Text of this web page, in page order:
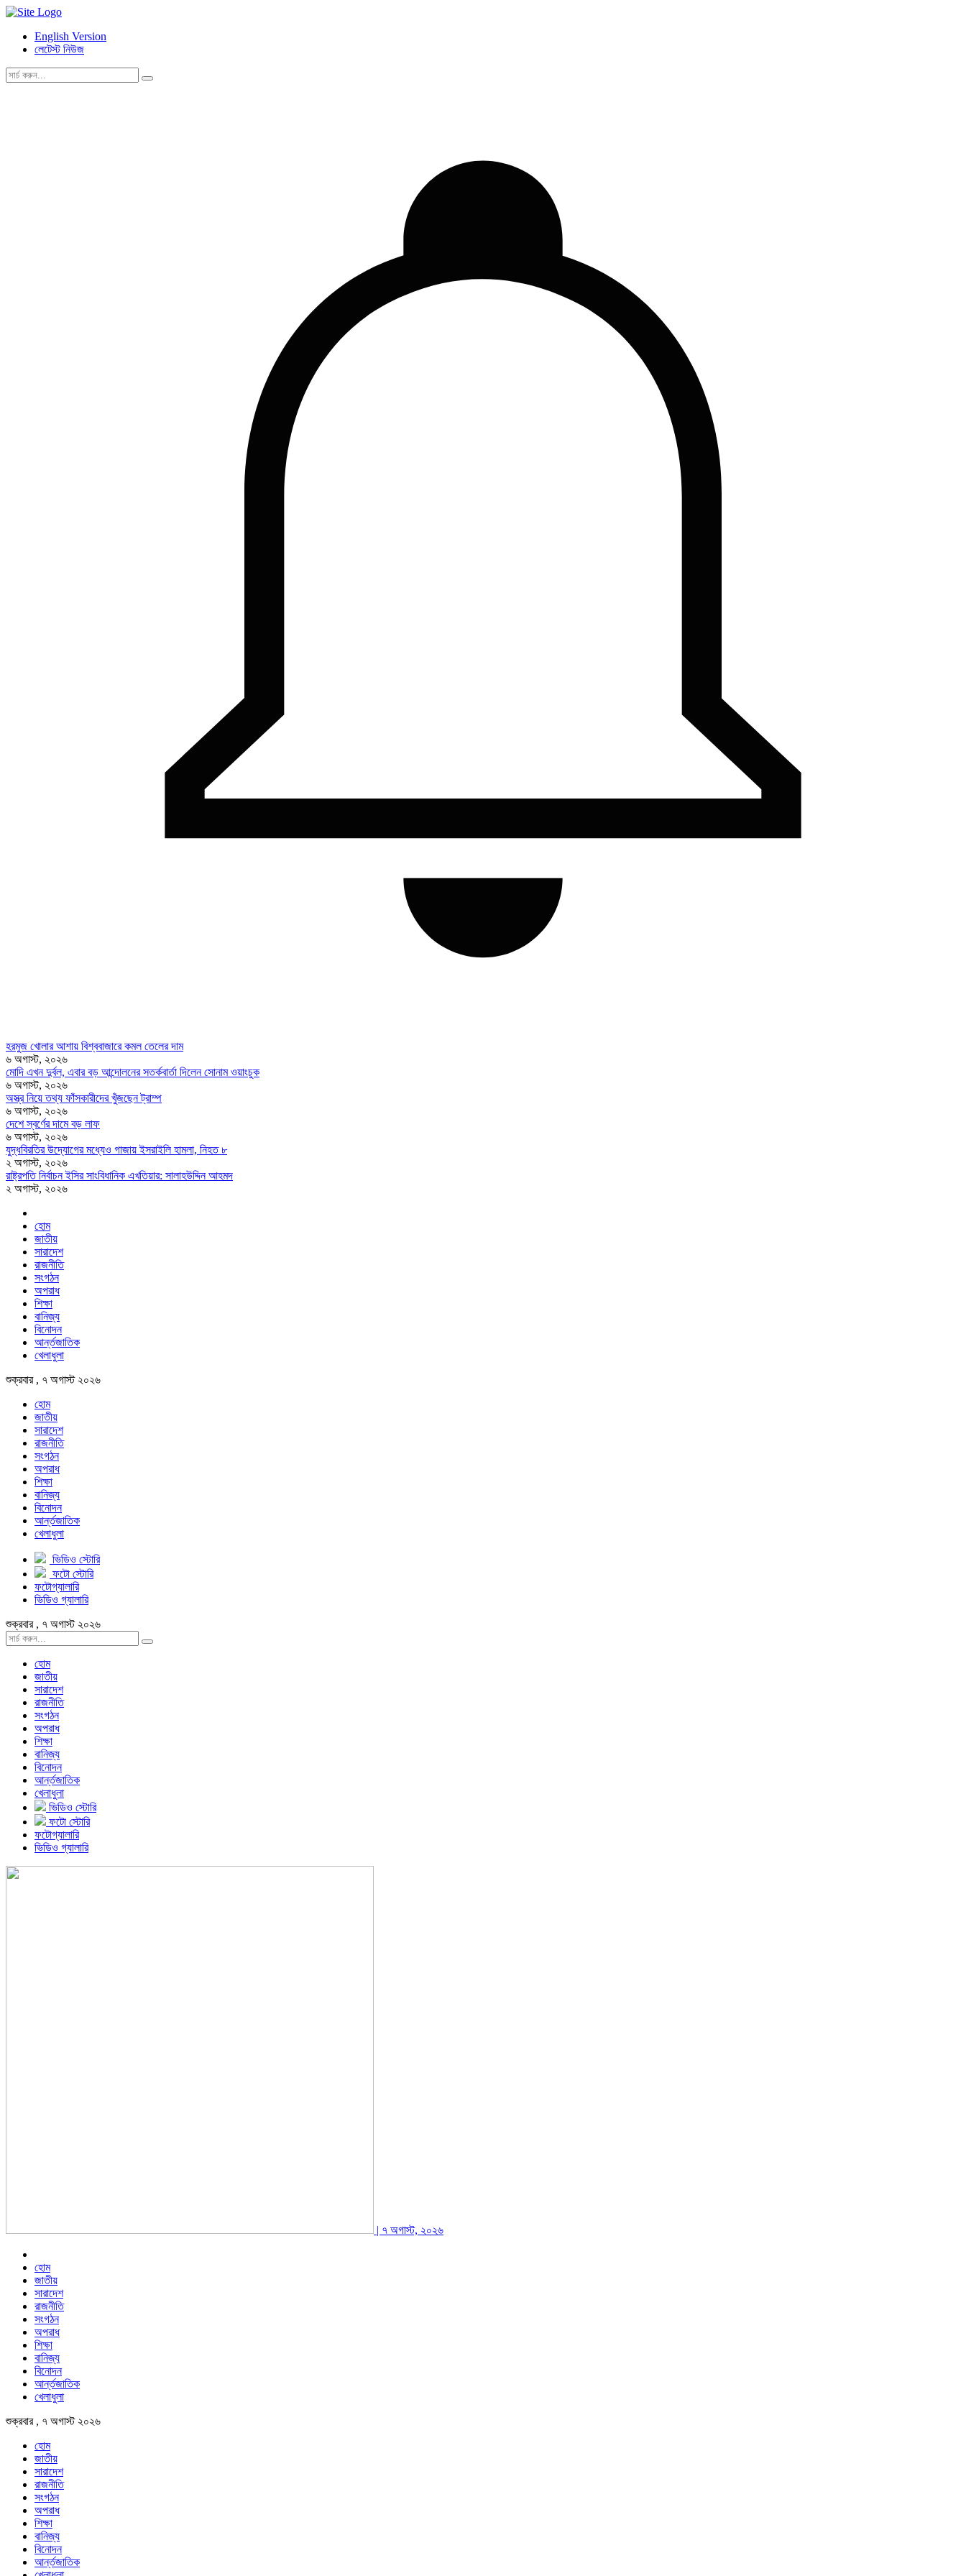
English Version
লেটেস্ট নিউজ
হরমুজ খোলার আশায় বিশ্ববাজারে কমল তেলের দাম
৬ অগাস্ট, ২০২৬
মোদি এখন দুর্বল, এবার বড় আন্দোলনের সতর্কবার্তা দিলেন সোনাম ওয়াংচুক
৬ অগাস্ট, ২০২৬
অস্ত্র নিয়ে তথ্য ফাঁসকারীদের খুঁজছেন ট্রাম্প
৬ অগাস্ট, ২০২৬
দেশে স্বর্ণের দামে বড় লাফ
৬ অগাস্ট, ২০২৬
যুদ্ধবিরতির উদ্যোগের মধ্যেও গাজায় ইসরাইলি হামলা, নিহত ৮
২ অগাস্ট, ২০২৬
রাষ্ট্রপতি নির্বাচন ইসির সাংবিধানিক এখতিয়ার: সালাহউদ্দিন আহমদ
২ অগাস্ট, ২০২৬
হোম
জাতীয়
সারাদেশ
রাজনীতি
সংগঠন
অপরাধ
শিক্ষা
বানিজ্য
বিনোদন
আর্ন্তজাতিক
খেলাধুলা
শুক্রবার , ৭ অগাস্ট ২০২৬
হোম
জাতীয়
সারাদেশ
রাজনীতি
সংগঠন
অপরাধ
শিক্ষা
বানিজ্য
বিনোদন
আর্ন্তজাতিক
খেলাধুলা
ভিডিও স্টোরি
ফটো স্টোরি
ফটোগ্যালারি
ভিডিও গ্যালারি
শুক্রবার , ৭ অগাস্ট ২০২৬
হোম
জাতীয়
সারাদেশ
রাজনীতি
সংগঠন
অপরাধ
শিক্ষা
বানিজ্য
বিনোদন
আর্ন্তজাতিক
খেলাধুলা
ভিডিও স্টোরি
ফটো স্টোরি
ফটোগ্যালারি
ভিডিও গ্যালারি
| ৭ অগাস্ট, ২০২৬
হোম
জাতীয়
সারাদেশ
রাজনীতি
সংগঠন
অপরাধ
শিক্ষা
বানিজ্য
বিনোদন
আর্ন্তজাতিক
খেলাধুলা
শুক্রবার , ৭ অগাস্ট ২০২৬
হোম
জাতীয়
সারাদেশ
রাজনীতি
সংগঠন
অপরাধ
শিক্ষা
বানিজ্য
বিনোদন
আর্ন্তজাতিক